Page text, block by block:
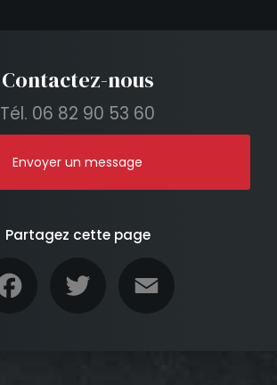
Contactez-nous
Tél. 06 82 90 53 60
Envoyer un message
Partagez cette page